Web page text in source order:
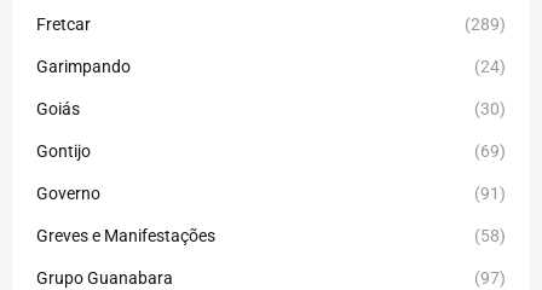
Fretcar (289)
Garimpando (24)
Goiás (30)
Gontijo (69)
Governo (91)
Greves e Manifestações (58)
Grupo Guanabara (97)